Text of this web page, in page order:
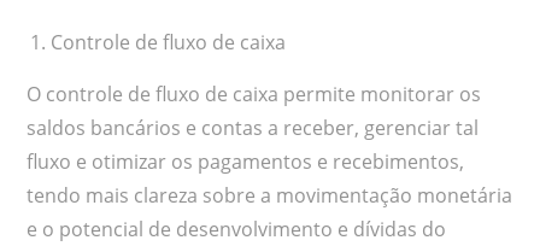
Controle de fluxo de caixa
O controle de fluxo de caixa permite monitorar os
saldos bancários e contas a receber, gerenciar tal
fluxo e otimizar os pagamentos e recebimentos,
tendo mais clareza sobre a movimentação monetária
e o potencial de desenvolvimento e dívidas do